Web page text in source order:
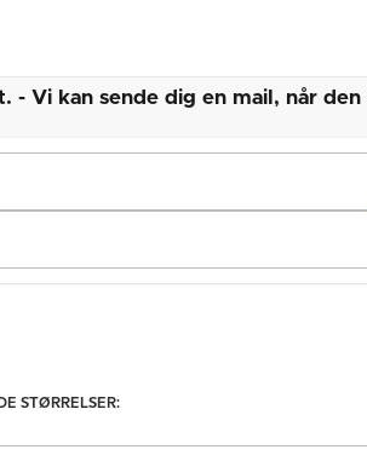
- Vi kan sende dig en mail, når
STØRRELSER: